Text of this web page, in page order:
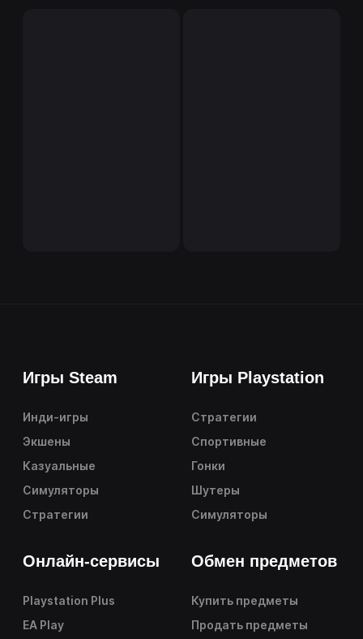
Игры Steam
Инди-игры
Экшены
Казуальные
Симуляторы
Стратегии
Игры Playstation
Стратегии
Спортивные
Гонки
Шутеры
Симуляторы
Онлайн-сервисы
Playstation Plus
EA Play
Обмен предметов
Купить предметы
Продать предметы